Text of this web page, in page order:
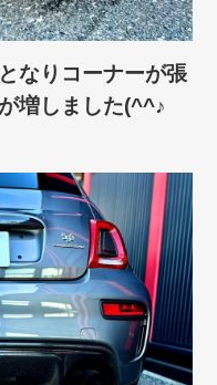
なりコーナーが張
増しました(^^♪